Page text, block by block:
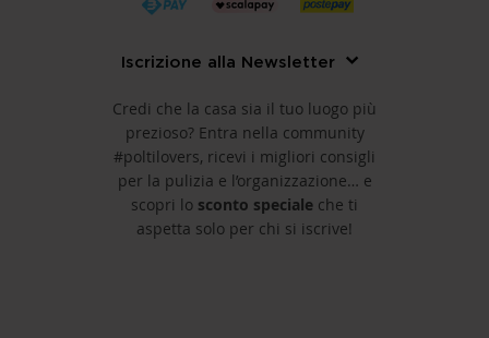
Iscrizione alla Newsletter
Credi che la casa sia il tuo luogo più
prezioso? Entra nella community
#poltilovers, ricevi i migliori consigli
per la pulizia e l’organizzazione… e
scopri lo sconto speciale che ti
aspetta solo per chi si iscrive!